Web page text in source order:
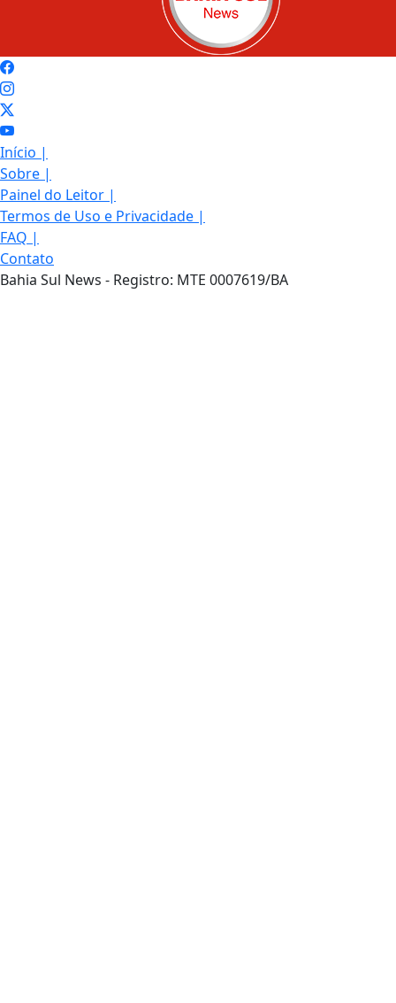
Início |
Sobre |
Painel do Leitor |
Termos de Uso e Privacidade |
FAQ |
Contato
Bahia Sul News - Registro: MTE 0007619/BA